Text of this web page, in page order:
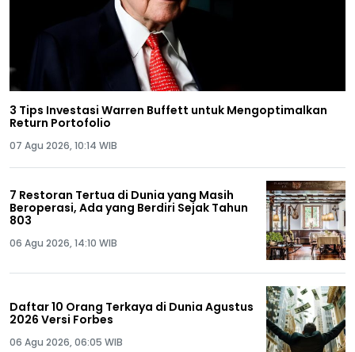
3 Tips Investasi Warren Buffett untuk Mengoptimalkan
Return Portofolio
07 Agu 2026, 10:14 WIB
7 Restoran Tertua di Dunia yang Masih
Beroperasi, Ada yang Berdiri Sejak Tahun
803
06 Agu 2026, 14:10 WIB
Daftar 10 Orang Terkaya di Dunia Agustus
2026 Versi Forbes
06 Agu 2026, 06:05 WIB